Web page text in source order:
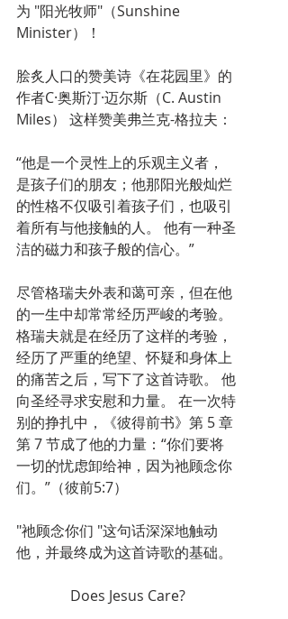
为 "阳光牧师"（Sunshine
Minister）！
脍炙人口的赞美诗《在花园里》的
作者C·奥斯汀·迈尔斯（C. Austin
Miles） 这样赞美弗兰克-格拉夫：
“他是一个灵性上的乐观主义者，
是孩子们的朋友；他那阳光般灿烂
的性格不仅吸引着孩子们，也吸引
着所有与他接触的人。 他有一种圣
洁的磁力和孩子般的信心。”
尽管格瑞夫外表和蔼可亲，但在他
的一生中却常常经历严峻的考验。
格瑞夫就是在经历了这样的考验，
经历了严重的绝望、怀疑和身体上
的痛苦之后，写下了这首诗歌。 他
向圣经寻求安慰和力量。 在一次特
别的挣扎中，《彼得前书》第 5 章
第 7 节成了他的力量：“你们要将
一切的忧虑卸给神，因为祂顾念你
们。”（彼前5:7）
"祂顾念你们 "这句话深深地触动
他，并最终成为这首诗歌的基础。
Does Jesus Care?